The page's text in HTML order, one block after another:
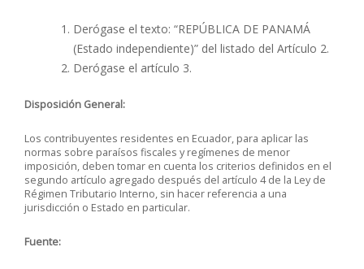
Derógase el texto: “REPÚBLICA DE PANAMÁ
(Estado independiente)” del listado del Artículo 2.
Derógase el artículo 3.
Disposición General:
Los contribuyentes residentes en Ecuador, para aplicar las
normas sobre paraísos fiscales y regímenes de menor
imposición, deben tomar en cuenta los criterios definidos en el
segundo artículo agregado después del artículo 4 de la Ley de
Régimen Tributario Interno, sin hacer referencia a una
jurisdicción o Estado en particular.
Fuente: